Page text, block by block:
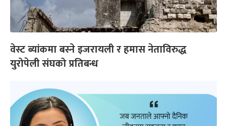
वेस्ट ब्यांकमा बस्ने इजरायली र हमास नेताविरुद्ध
युरोपेली संघको प्रतिबन्ध